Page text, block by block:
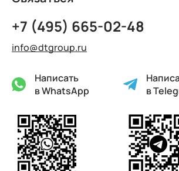
+7 (495) 665-02-48
info@dtgroup.ru
Написать
в WhatsApp
в